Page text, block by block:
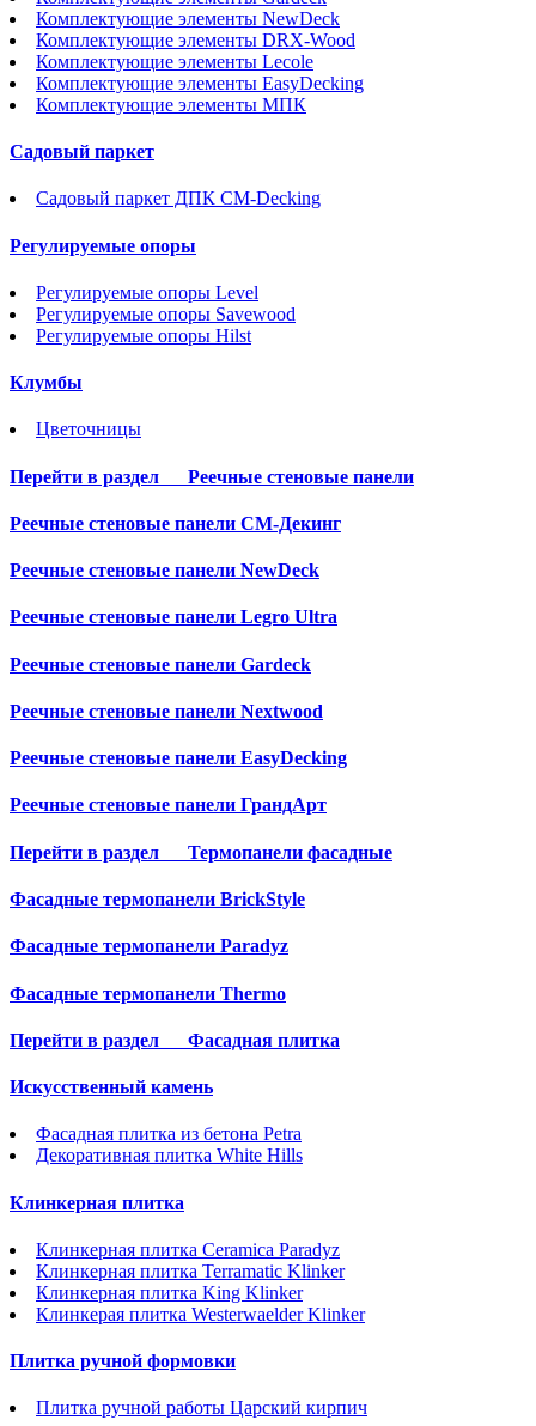
Комплектующие элементы NewDeck
Комплектующие элементы DRX-Wood
Комплектующие элементы Lecole
Комплектующие элементы EasyDecking
Комплектующие элементы МПК
Садовый паркет
Садовый паркет ДПК CM-Decking
Регулируемые опоры
Регулируемые опоры Level
Регулируемые опоры Savewood
Регулируемые опоры Hilst
Клумбы
Цветочницы
Перейти в раздел Реечные стеновые панели
Реечные стеновые панели СМ-Декинг
Реечные стеновые панели NewDeck
Реечные стеновые панели Legro Ultra
Реечные стеновые панели Gardeck
Реечные стеновые панели Nextwood
Реечные стеновые панели EasyDecking
Реечные стеновые панели ГрандАрт
Перейти в раздел Термопанели фасадные
Фасадные термопанели BrickStyle
Фасадные термопанели Paradyz
Фасадные термопанели Thermo
Перейти в раздел Фасадная плитка
Искусственный камень
Фасадная плитка из бетона Petra
Декоративная плитка White Hills
Клинкерная плитка
Клинкерная плитка Ceramica Paradyz
Клинкерная плитка Terramatic Klinker
Клинкерная плитка King Klinker
Клинкерая плитка Westerwaelder Klinker
Плитка ручной формовки
Плитка ручной работы Царский кирпич